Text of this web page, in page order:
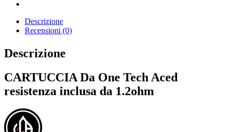
Descrizione
Recensioni (0)
Descrizione
CARTUCCIA Da One Tech Aced
resistenza inclusa da 1.2ohm